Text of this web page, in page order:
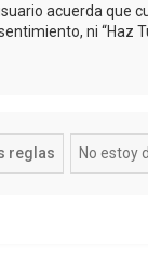
acuerda que
ni “Haz